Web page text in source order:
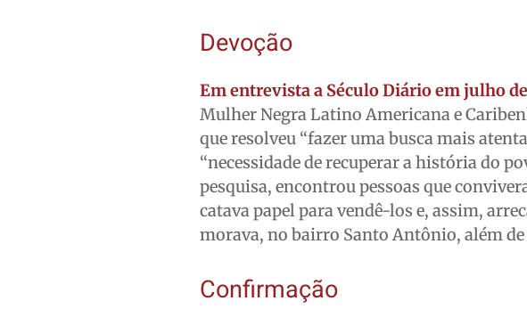
Devoção
Em entrevista a Século Diário em julho
Mulher Negra Latino Americana e
que resolveu “fazer uma busca mais
“necessidade de recuperar a história do
pesquisa, encontrou pessoas que
catava papel para vendê-los e, assim,
morava, no bairro Santo Antônio, além
Confirmação